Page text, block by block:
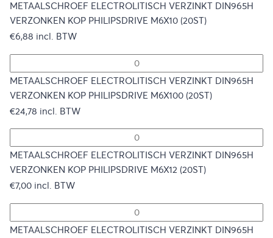
METAALSCHROEF ELECTROLITISCH VERZINKT DIN965H
VERZONKEN KOP PHILIPSDRIVE M6X10 (20ST)
€6,88 incl. BTW
METAALSCHROEF ELECTROLITISCH VERZINKT DIN965H
VERZONKEN KOP PHILIPSDRIVE M6X100 (20ST)
€24,78 incl. BTW
METAALSCHROEF ELECTROLITISCH VERZINKT DIN965H
VERZONKEN KOP PHILIPSDRIVE M6X12 (20ST)
€7,00 incl. BTW
METAALSCHROEF ELECTROLITISCH VERZINKT DIN965H